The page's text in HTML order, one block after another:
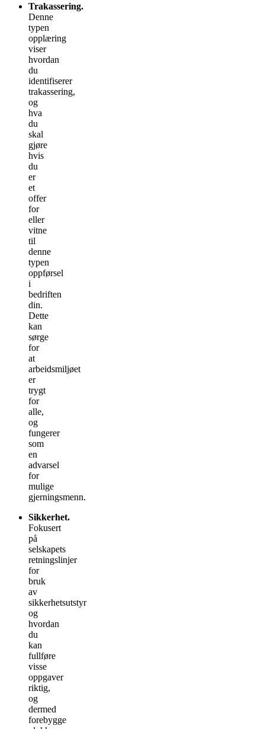
Trakassering.
Denne
typen
opplæring
viser
hvordan
du
identifiserer
trakassering,
og
hva
du
skal
gjøre
hvis
du
er
et
offer
for
eller
vitne
til
denne
typen
oppførsel
i
bedriften
din.
Dette
kan
sørge
for
at
arbeidsmiljøet
er
trygt
for
alle,
og
fungerer
som
en
advarsel
for
mulige
gjerningsmenn.
Sikkerhet.
Fokusert
på
selskapets
retningslinjer
for
bruk
av
sikkerhetsutstyr
og
hvordan
du
kan
fullføre
visse
oppgaver
riktig,
og
dermed
forebygge